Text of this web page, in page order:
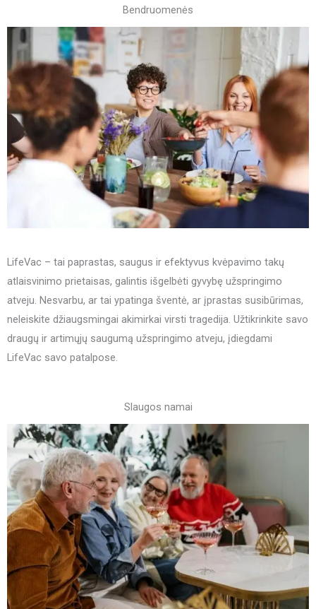
Bendruomenės
LifeVac – tai paprastas, saugus ir efektyvus kvėpavimo takų
atlaisvinimo prietaisas, galintis išgelbėti gyvybę užspringimo
atveju. Nesvarbu, ar tai ypatinga šventė, ar įprastas susibūrimas,
neleiskite džiaugsmingai akimirkai virsti tragedija. Užtikrinkite savo
draugų ir artimųjų saugumą užspringimo atveju, įdiegdami
LifeVac savo patalpose.
Slaugos namai